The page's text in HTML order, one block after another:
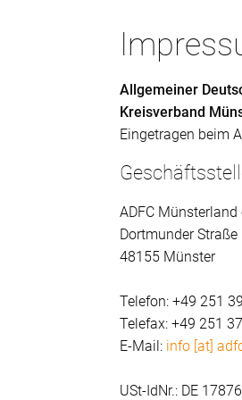
Allgemeiner
Kreisverband
Eingetragen beim
ADFC Münsterland
Dortmunder Straße
48155 Münster
Telefon: +49 251
Telefax: +49 251
E-Mail: info [at]
USt-IdNr.: DE